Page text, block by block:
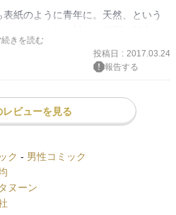
紙のように青年に。天然、という
続きを読む
投稿日 : 2017.03.24
報告する
レビューを見る
ク - 男性コミック
ヌーン